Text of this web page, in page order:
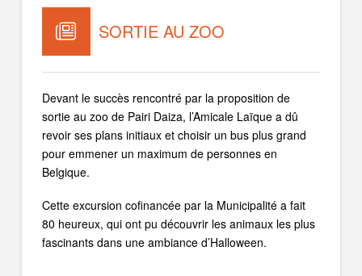
SORTIE AU ZOO
Devant le succès rencontré par la proposition de
sortie au zoo de Pairi Daiza, l’Amicale Laïque a dû
revoir ses plans initiaux et choisir un bus plus grand
pour emmener un maximum de personnes en
Belgique.
Cette excursion cofinancée par la Municipalité a fait
80 heureux, qui ont pu découvrir les animaux les plus
fascinants dans une ambiance d’Halloween.